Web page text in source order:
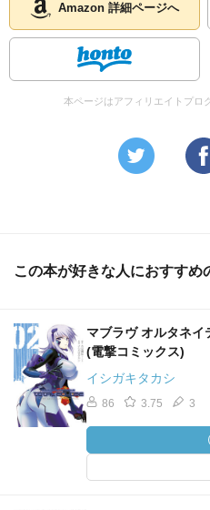
Amazon 詳細ページへ
本ページはアフィリエイトプロ
この本が好きな人におすすめ
マブラヴ オルタネイ
(電撃コミックス)
イシガキタカシ
86 3.75 3